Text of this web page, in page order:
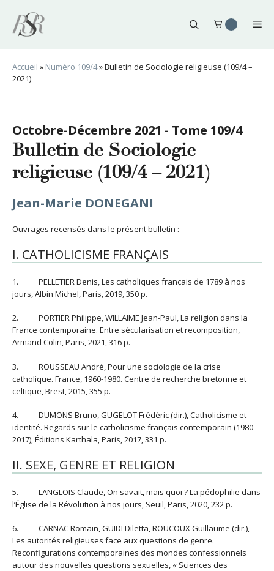
contenu
Accueil » Numéro 109/4»Bulletin de Sociologie religieuse (109/4 –
2021)
Octobre-Décembre 2021 - Tome 109/4
Bulletin de Sociologie
religieuse (109/4 – 2021)
Jean-Marie DONEGANI
Ouvrages recensés dans le présent bulletin :
I. CATHOLICISME FRANÇAIS
1. PELLETIER Denis, Les catholiques français de 1789 à nos
jours, Albin Michel, Paris, 2019, 350 p.
2. PORTIER Philippe, WILLAIME Jean-Paul, La religion dans la
France contemporaine. Entre sécularisation et recomposition,
Armand Colin, Paris, 2021, 316 p.
3. ROUSSEAU André, Pour une sociologie de la crise
catholique. France, 1960-1980. Centre de recherche bretonne et
celtique, Brest, 2015, 355 p.
4. DUMONS Bruno, GUGELOT Frédéric (dir.), Catholicisme et
identité. Regards sur le catholicisme français contemporain (1980-
2017), Éditions Karthala, Paris, 2017, 331 p.
II. SEXE, GENRE ET RELIGION
5. LANGLOIS Claude, On savait, mais quoi ? La pédophilie dans
l’Église de la Révolution à nos jours, Seuil, Paris, 2020, 232 p.
6. CARNAC Romain, GUIDI Diletta, ROUCOUX Guillaume (dir.),
Les autorités religieuses face aux questions de genre.
Reconfigurations contemporaines des mondes confessionnels
autour des nouvelles questions sexuelles, « Sciences des